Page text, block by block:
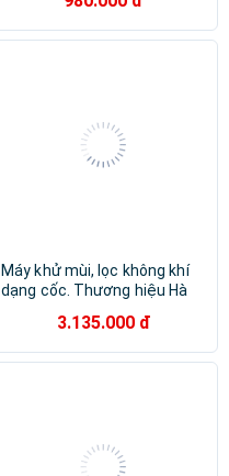
Máy khử mùi, lọc không khí
dạng cốc. Thương hiệu Hà
Hàng chính hãng
3.135.000 đ